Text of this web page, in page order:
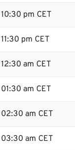
10:30 pm CET
11:30 pm CET
12:30 am CET
01:30 am CET
02:30 am CET
03:30 am CET